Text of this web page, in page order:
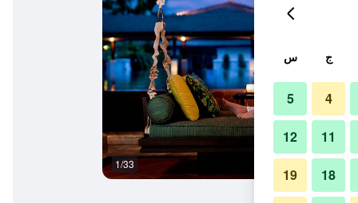
1/33
ج س
4
5
11
12
18
19